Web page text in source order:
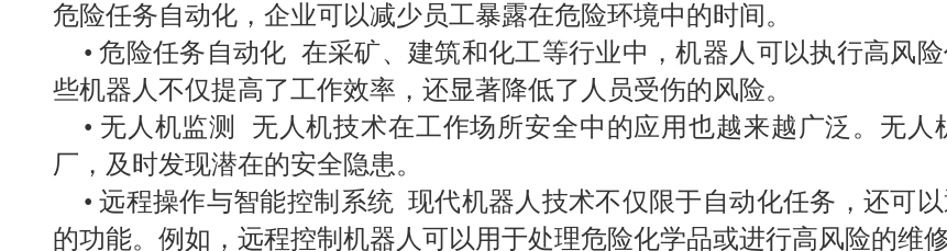
危险任务自动化，企业可以减少员工暴露在危险环境中的时间。
•危险任务自动化 在采矿、建筑和化工等行业中，机器人可以执行高风
些机器人不仅提高了工作效率，还显著降低了人员受伤的风险。
• 无人机监测 无人机技术在工作场所安全中的应用也越来越广泛。无
厂，及时发现潜在的安全隐患。
•远程操作与智能控制系统 现代机器人技术不仅限于自动化任务，还可
的功能。例如，远程控制机器人可以用于处理危险化学品或进行高风险的维修